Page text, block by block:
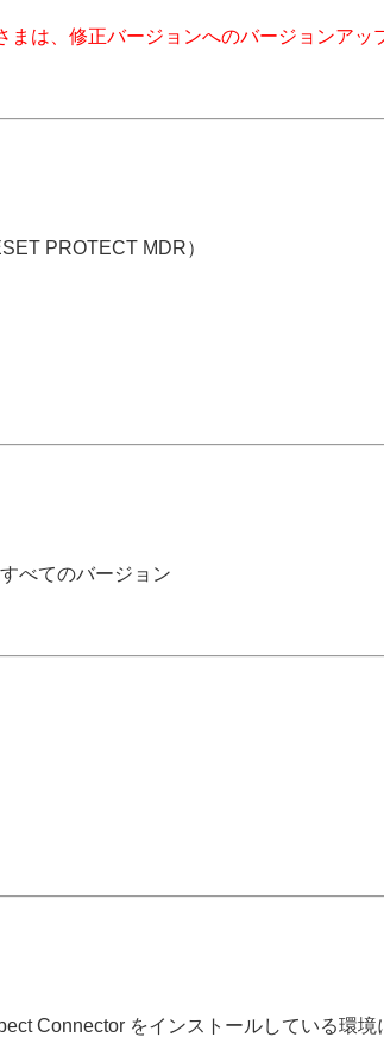
は、修正バージョンへのバージョンアッ
PROTECT MDR）
べてのバージョン
Connector をインストールしている環境